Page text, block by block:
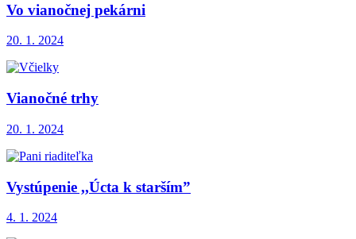
Vo vianočnej pekárni
20. 1. 2024
Vianočné trhy
20. 1. 2024
Vystúpenie ,,Úcta k starším”
4. 1. 2024